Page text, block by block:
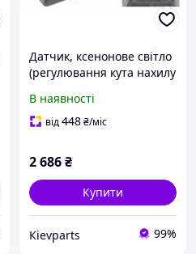
Датчик, ксенонове світло
(регулювання кута нахилу
BMW 7 седан (E38)
В наявності
від448₴/міс
2 686₴
Купити
Кievparts 99%